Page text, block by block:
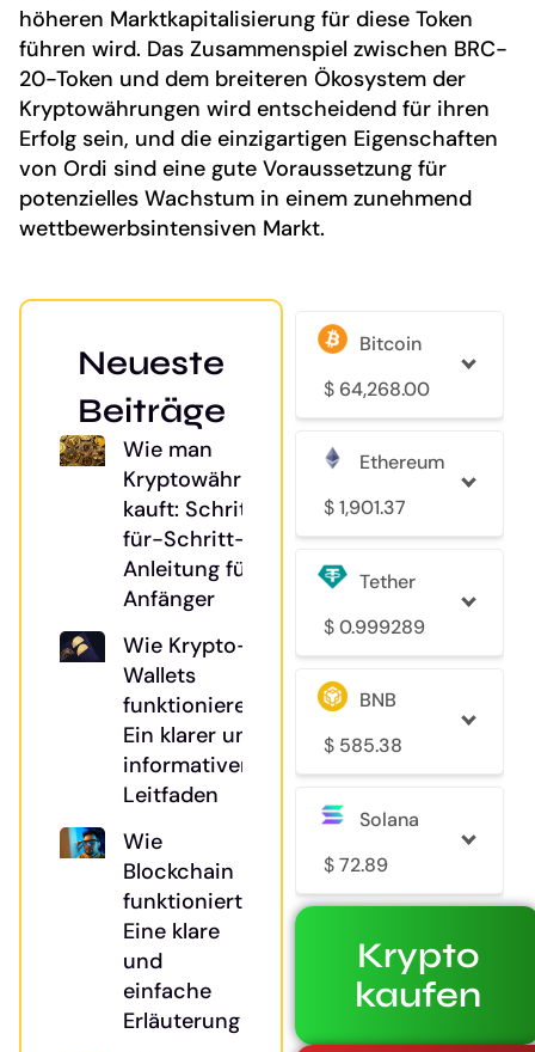
höheren Marktkapitalisierung für diese Token
führen wird. Das Zusammenspiel zwischen BRC-
20-Token und dem breiteren Ökosystem der
Kryptowährungen wird entscheidend für ihren
Erfolg sein, und die einzigartigen Eigenschaften
von Ordi sind eine gute Voraussetzung für
potenzielles Wachstum in einem zunehmend
wettbewerbsintensiven Markt.
Neueste
Beiträge
Wie man
Kryptowährung
kauft: Schritt-
für-Schritt-
Anleitung für
Anfänger
Wie Krypto-
Wallets
funktionieren:
Ein klarer und
informativer
Leitfaden
Wie
Blockchain
funktioniert:
Eine klare
und
einfache
Erläuterung
Bitcoin
$ 64,268.00
Ethereum
$ 1,901.37
Tether
$ 0.999289
BNB
$ 585.38
Solana
$ 72.89
Krypto
kaufen